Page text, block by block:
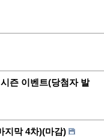
즌 이벤트(당첨자 발
지막 4차)(마감)